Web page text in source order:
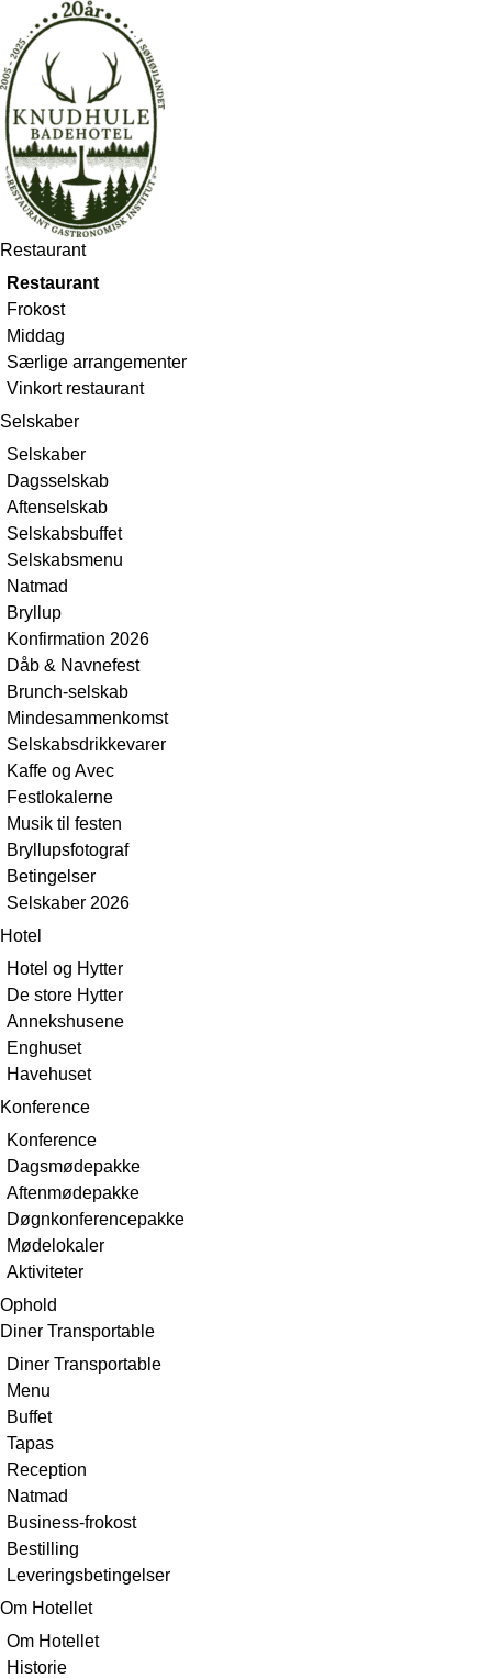
indholdet
Restaurant
Restaurant
Frokost
Middag
Særlige arrangementer
Vinkort restaurant
Selskaber
Selskaber
Dagsselskab
Aftenselskab
Selskabsbuffet
Selskabsmenu
Natmad
Bryllup
Konfirmation 2026
Dåb & Navnefest
Brunch-selskab
Mindesammenkomst
Selskabsdrikkevarer
Kaffe og Avec
Festlokalerne
Musik til festen
Bryllupsfotograf
Betingelser
Selskaber 2026
Hotel
Hotel og Hytter
De store Hytter
Annekshusene
Enghuset
Havehuset
Konference
Konference
Dagsmødepakke
Aftenmødepakke
Døgnkonferencepakke
Mødelokaler
Aktiviteter
Ophold
Diner Transportable
Diner Transportable
Menu
Buffet
Tapas
Reception
Natmad
Business-frokost
Bestilling
Leveringsbetingelser
Om Hotellet
Om Hotellet
Historie